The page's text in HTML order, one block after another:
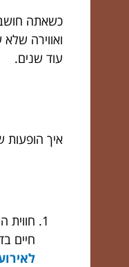
כשאתה חושב
ואווירה
עוד שנים.
איך הופעות
חיים